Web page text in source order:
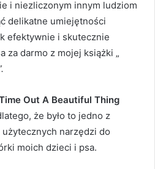
i niezliczonym innym ludziom
delikatne umiejętności
efektywnie i skutecznie
za darmo z mojej książki „
Out A Beautiful Thing
że było to jedno z
narzędzi do
moich dzieci i psa.